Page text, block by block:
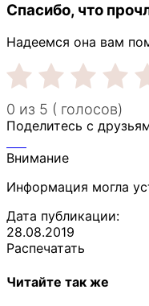
Спасибо, что
Надеемся она вам
0 из 5 ( голосов)
Поделитесь с
Внимание
Информация могла
Дата публикации:
28.08.2019
Распечатать
Читайте так же